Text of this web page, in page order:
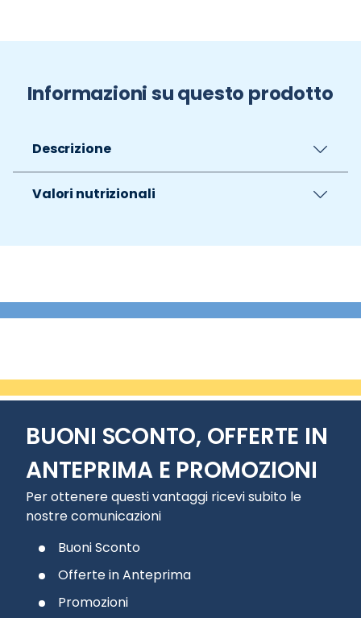
Informazioni su questo prodotto
Descrizione
Valori nutrizionali
BUONI SCONTO, OFFERTE IN
ANTEPRIMA E PROMOZIONI
Per ottenere questi vantaggi ricevi subito le
nostre comunicazioni
Buoni Sconto
Offerte in Anteprima
Promozioni